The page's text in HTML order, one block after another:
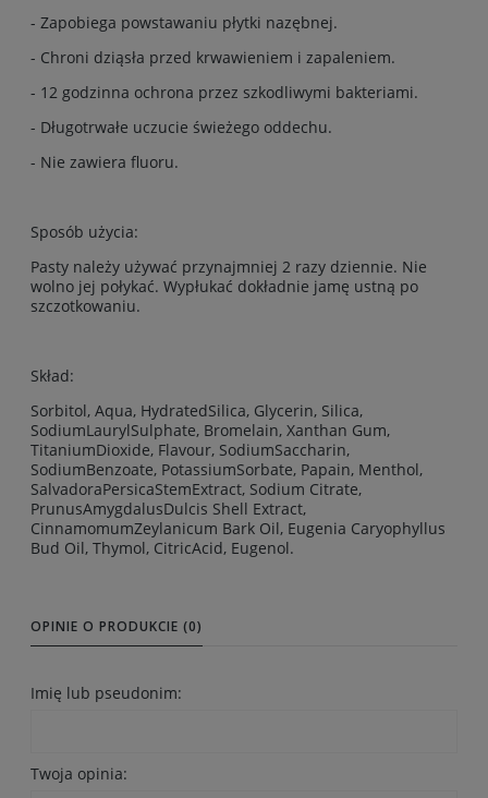
- Zapobiega powstawaniu płytki nazębnej.
- Chroni dziąsła przed krwawieniem i zapaleniem.
- 12 godzinna ochrona przez szkodliwymi bakteriami.
- Długotrwałe uczucie świeżego oddechu.
- Nie zawiera fluoru.
Sposób użycia:
Pasty należy używać przynajmniej 2 razy dziennie. Nie
wolno jej połykać. Wypłukać dokładnie jamę ustną po
szczotkowaniu.
Skład:
Sorbitol, Aqua, HydratedSilica, Glycerin, Silica,
SodiumLaurylSulphate, Bromelain, Xanthan Gum,
TitaniumDioxide, Flavour, SodiumSaccharin,
SodiumBenzoate, PotassiumSorbate, Papain, Menthol,
SalvadoraPersicaStemExtract, Sodium Citrate,
PrunusAmygdalusDulcis Shell Extract,
CinnamomumZeylanicum Bark Oil, Eugenia Caryophyllus
Bud Oil, Thymol, CitricAcid, Eugenol.
OPINIE O PRODUKCIE (0)
Imię lub pseudonim:
Twoja opinia: